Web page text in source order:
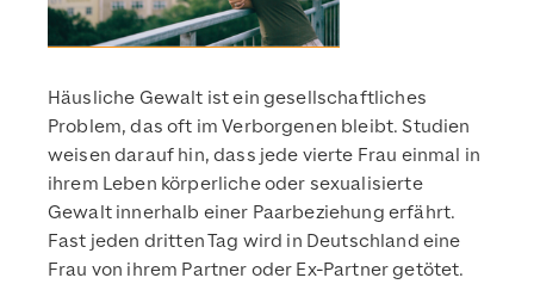
Häusliche Gewalt ist ein gesellschaftliches
Problem, das oft im Verborgenen bleibt. Studien
weisen darauf hin, dass jede vierte Frau einmal in
ihrem Leben körperliche oder sexualisierte
Gewalt innerhalb einer Paarbeziehung erfährt.
Fast jeden dritten Tag wird in Deutschland eine
Frau von ihrem Partner oder Ex-Partner getötet.